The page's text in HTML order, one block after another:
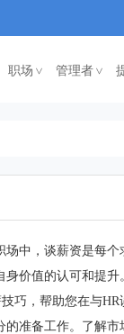
职场< 管理者<
中，谈薪资是每
价值的认可和提
巧，帮助您在与
准备工作。了解